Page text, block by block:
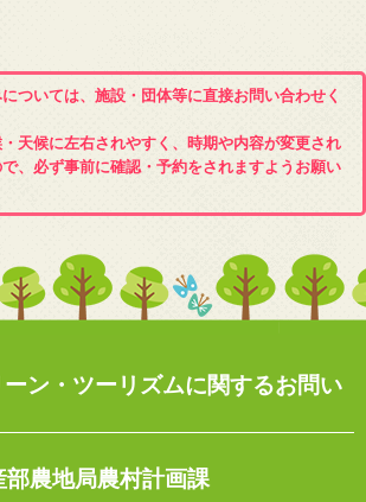
ついては、施設・団体等に直接お問い合わせく
天候に左右されやすく、時期や内容が変更され
、必ず事前に確認・予約をされますようお願い
ン・ツーリズムに関するお問い
農地局農村計画課